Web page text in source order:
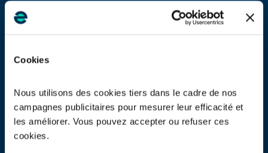
Cookies
Nous utilisons des cookies tiers dans le cadre de nos
campagnes publicitaires pour mesurer leur efficacité et
les améliorer. Vous pouvez accepter ou refuser ces
cookies.
17_Avis CPP du 17 décembre 2024 / 9h-10h30
18_Avis CPP du 17 décembre 2024 / 13h30-14h30
Avis CPP Corepile du 14 mai 2024 PDF - 122 ko